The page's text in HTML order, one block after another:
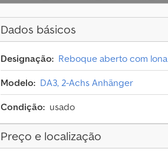
Dados básicos
Designação: Reboque aberto com lona
Modelo: DA3, 2-Achs Anhänger
Condição: usado
Preço e localização